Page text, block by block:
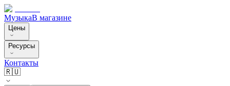
МузыкаВ магазине
Цены
Ресурсы
Контакты
🇷🇺